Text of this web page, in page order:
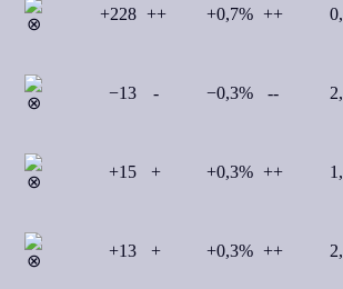
+228 ++ +0,7% ++
−13 - −0,3% --
+15 + +0,3% ++
+13 + +0,3% ++